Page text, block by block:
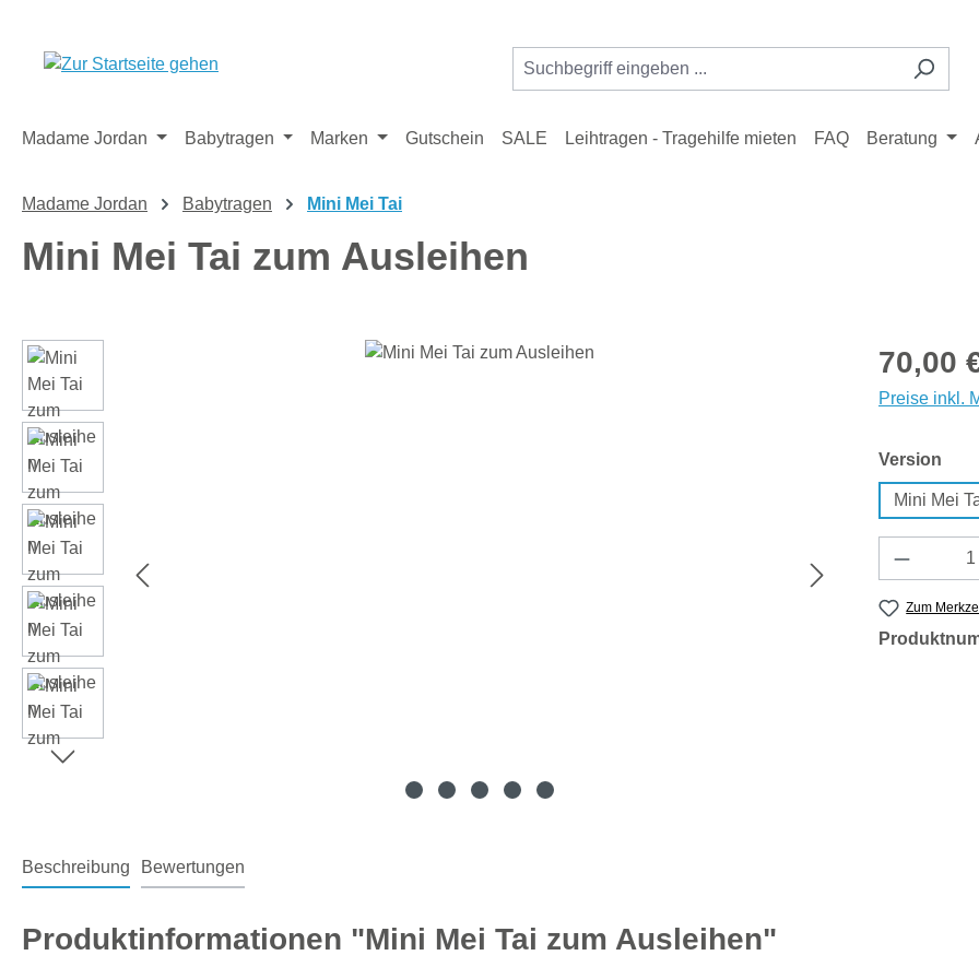
Madame Jordan Babytragen Marken Gutschein SALE Leihtragen - Tragehilfe mieten FAQ Beratung
Madame Jordan Babytragen Mini Mei Tai
Mini Mei Tai zum Ausleihen
Bildergalerie überspringen Regulärer
70,00
Preise inkl.
Version
Mini Mei
Zum
Beschreibung Bewertungen
Produktinformationen "Mini Mei Tai zum Ausleihen"